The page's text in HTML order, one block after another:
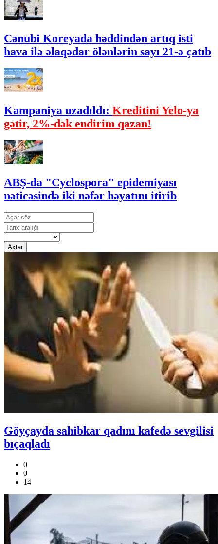
Cənubi Koreyada həddindən artıq isti
hava ilə əlaqədar ölənlərin sayı 21-ə çatıb
Kampaniya uzadıldı: Kreditini Yelo-ya
gətir, 2%-dək endirim qazan!
ABŞ-da "Cyclospora" epidemiyası
nəticəsində iki nəfər həyatını itirib
Axtar
Göyçayda sahibkar qadını kafedə sevgilisi
bıçaqladı
0
0
14